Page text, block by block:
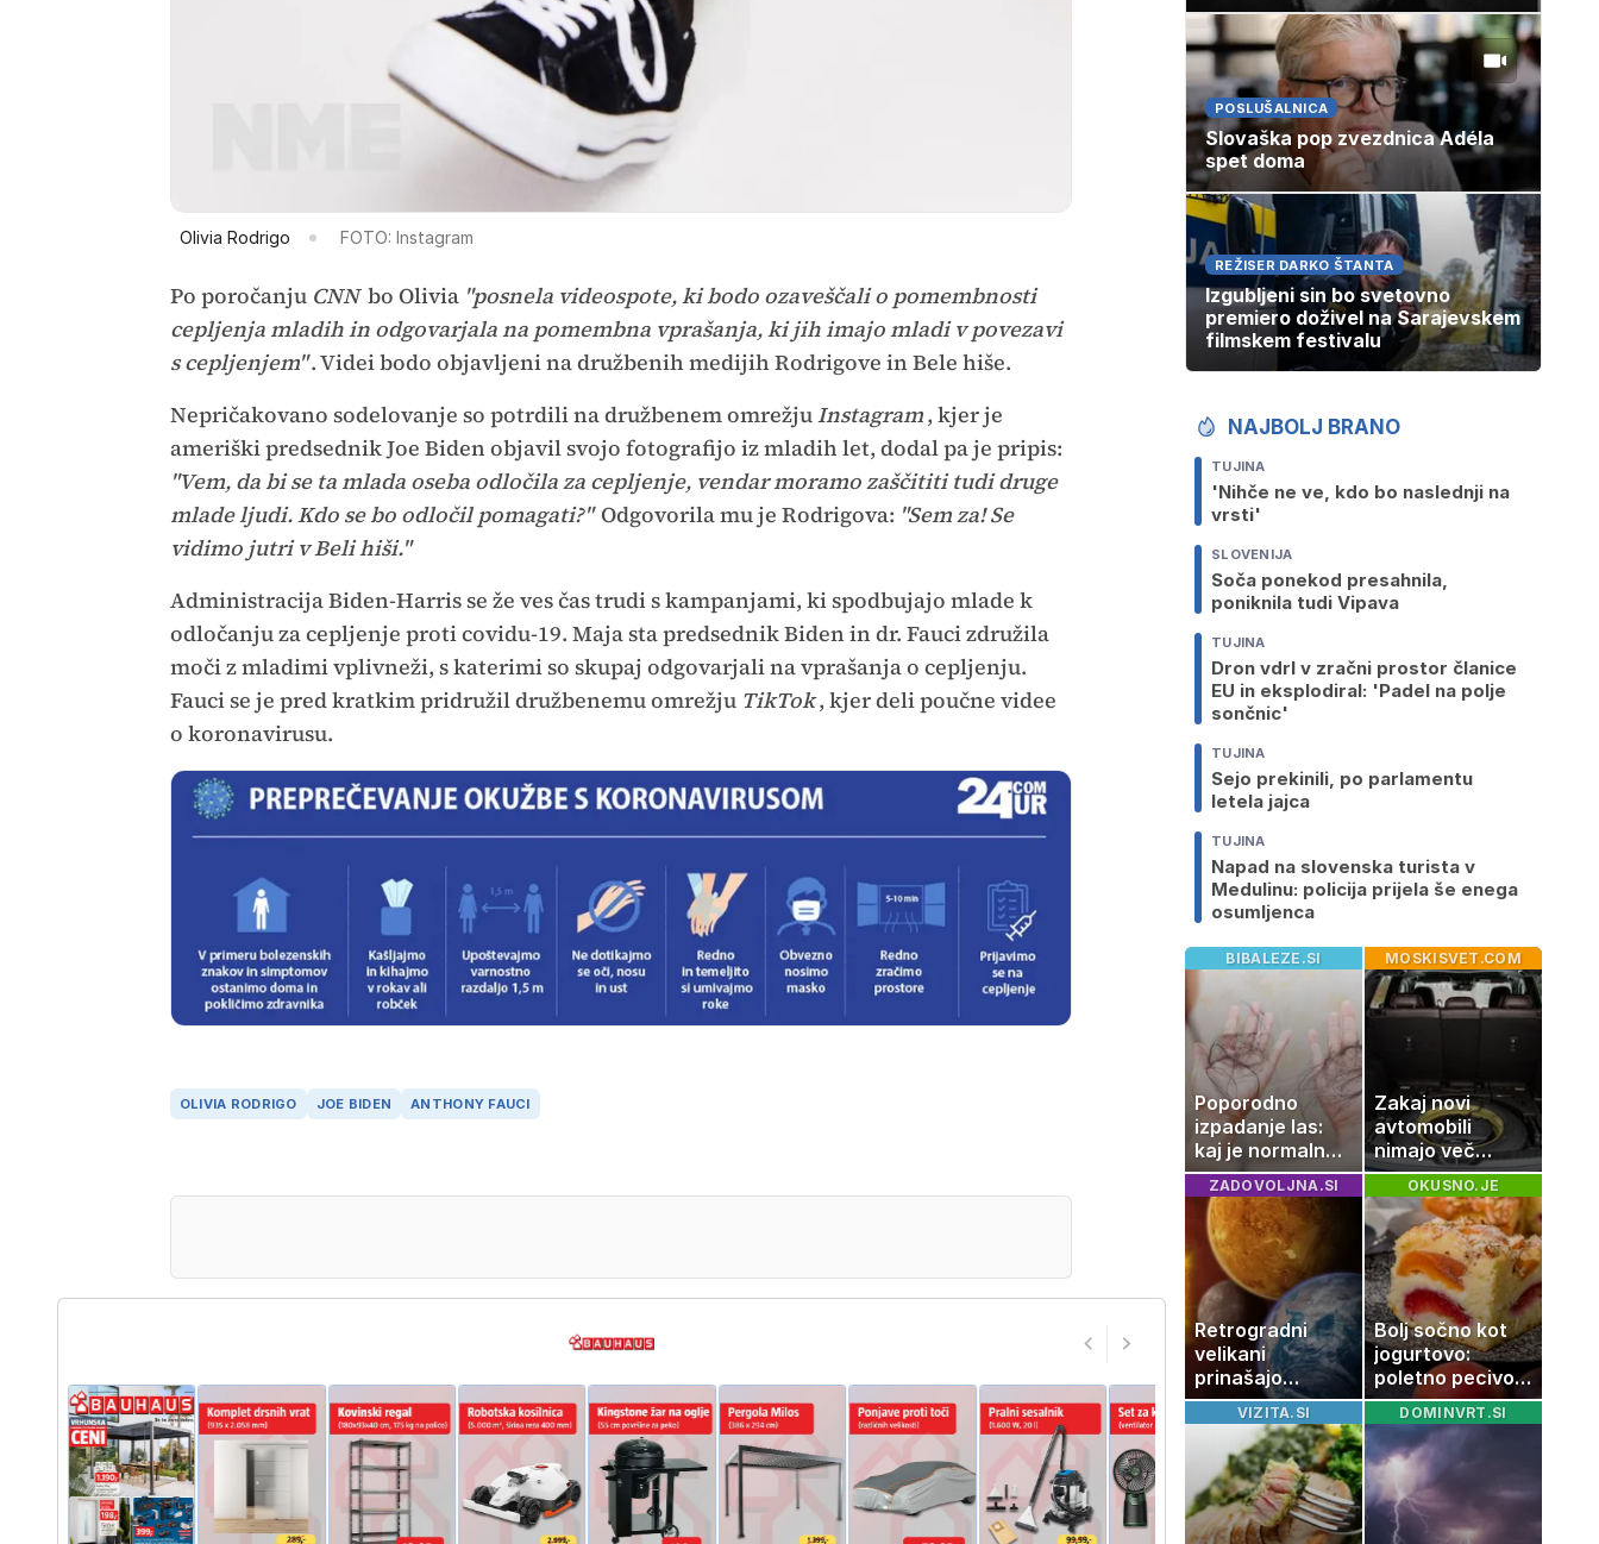
Olivia Rodrigo FOTO: Instagram
Po poročanju CNN bo Olivia "posnela videospote, ki bodo ozaveščali o pomembnosti
cepljenja mladih in odgovarjala na pomembna vprašanja, ki jih imajo mladi v povezavi
s cepljenjem". Videi bodo objavljeni na družbenih medijih Rodrigove in Bele hiše.
Nepričakovano sodelovanje so potrdili na družbenem omrežjuInstagram, kjer je
ameriški predsednik Joe Biden objavil svojo fotografijo iz mladih let, dodal pa je pripis:
"Vem, da bi se ta mlada oseba odločila za cepljenje, vendar moramo zaščititi tudi druge
mlade ljudi. Kdo se bo odločil pomagati?"Odgovorila mu je Rodrigova: "Sem za! Se
vidimo jutri v Beli hiši."
Administracija Biden-Harris se že ves čas trudi s kampanjami, ki spodbujajo mlade k
odločanju za cepljenje proti covidu-19. Maja sta predsednik Biden in dr. Fauci združila
moči z mladimi vplivneži, s katerimi so skupaj odgovarjali na vprašanja o cepljenju.
Fauci se je pred kratkim pridružil družbenemu omrežju TikTok, kjer deli poučne videe
o koronavirusu.
OLIVIA RODRIGO JOE BIDEN ANTHONY FAUCI
POSLUŠALNICA
Slovaška pop zvezdnica Adéla
spet doma
REŽISER DARKO ŠTANTA
Izgubljeni sin bo svetovno
premiero doživel na Sarajevskem
filmskem festivalu
NAJBOLJ BRANO
TUJINA
'Nihče ne ve, kdo bo naslednji na
vrsti'
SLOVENIJA
Soča ponekod presahnila,
poniknila tudi Vipava
TUJINA
Dron vdrl v zračni prostor članice
EU in eksplodiral: 'Padel na polje
sončnic'
TUJINA
Sejo prekinili, po parlamentu
letela jajca
TUJINA
Napad na slovenska turista v
Medulinu: policija prijela še enega
osumljenca
BIBALEZE.SI
Poporodno
izpadanje las:
kaj je normalno
in kako si
pomagati
MOSKISVET.COM
Zakaj novi
avtomobili
nimajo več
rezervne gume?
ZADOVOLJNA.SI
Retrogradni
velikani
prinašajo
pomembne
premike – kaj
pomeni, da so
Saturn, Neptun
in Pluton hkrati
retrogradni?
OKUSNO.JE
Bolj sočno kot
jogurtovo:
poletno pecivo,
ki vedno uspe
VIZITA.SI DOMINVRT.SI